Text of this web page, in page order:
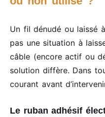
Un fil dénudé ou laissé
pas une situation à
câble (encore actif ou
solution diffère. Dans
courant avant
Le ruban adhésif